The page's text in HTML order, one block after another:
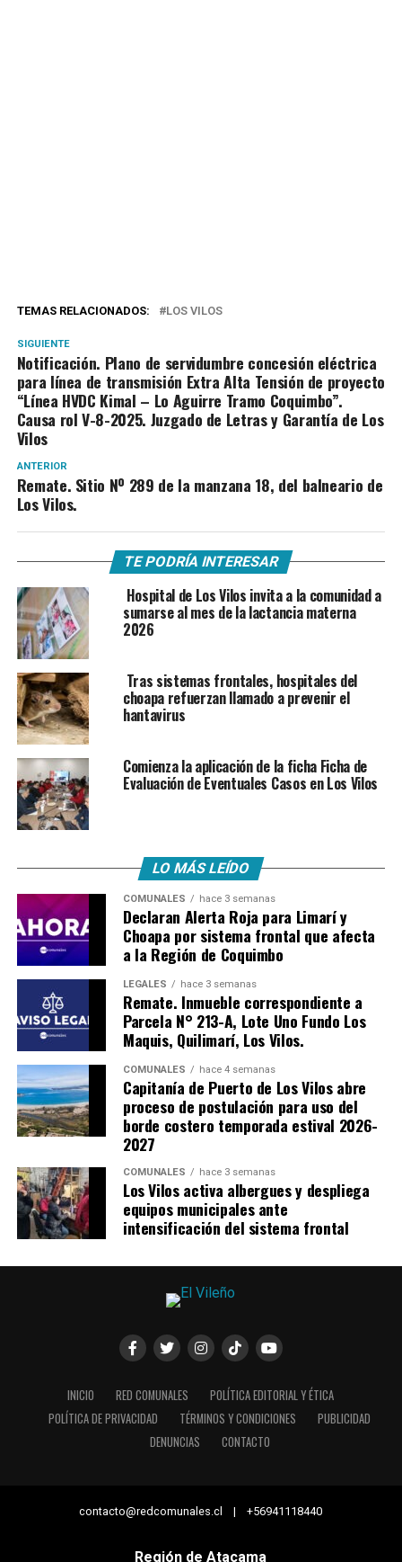
TEMAS RELACIONADOS: LOS VILOS
SIGUIENTE
Notificación. Plano de servidumbre concesión eléctrica
para línea de transmisión Extra Alta Tensión de proyecto
“Línea HVDC Kimal – Lo Aguirre Tramo Coquimbo”.
Causa rol V-8-2025. Juzgado de Letras y Garantía de Los
Vilos
ANTERIOR
Remate. Sitio Nº 289 de la manzana 18, del balneario de
Los Vilos.
TE PODRÍA INTERESAR
Hospital de Los Vilos invita a la comunidad a
sumarse al mes de la lactancia materna
2026
Tras sistemas frontales, hospitales del
choapa refuerzan llamado a prevenir el
hantavirus
Comienza la aplicación de la ficha Ficha de
Evaluación de Eventuales Casos en Los Vilos
LO MÁS LEÍDO
COMUNALES hace 3 semanas
Declaran Alerta Roja para Limarí y
Choapa por sistema frontal que afecta
a la Región de Coquimbo
LEGALES hace 3 semanas
Remate. Inmueble correspondiente a
Parcela N° 213-A, Lote Uno Fundo Los
Maquis, Quilimarí, Los Vilos.
COMUNALES hace 4 semanas
Capitanía de Puerto de Los Vilos abre
proceso de postulación para uso del
borde costero temporada estival 2026-
2027
COMUNALES hace 3 semanas
Los Vilos activa albergues y despliega
equipos municipales ante
intensificación del sistema frontal
INICIO RED COMUNALES
POLÍTICA EDITORIAL Y ÉTICA
POLÍTICA DE PRIVACIDAD
TÉRMINOS Y CONDICIONES
PUBLICIDAD
DENUNCIAS
CONTACTO
contacto@redcomunales.cl | +56941118440
Región de Atacama